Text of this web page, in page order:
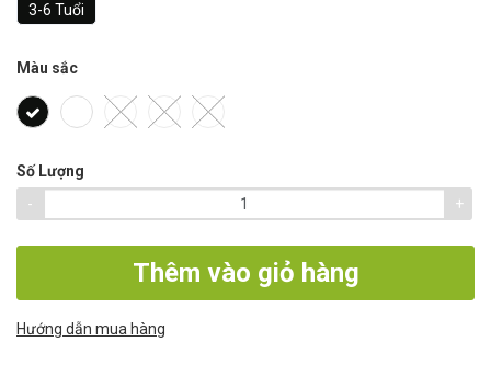
3-6 Tuổi
Màu sắc
Số Lượng
-
+
Thêm vào giỏ hàng
Hướng dẫn mua hàng